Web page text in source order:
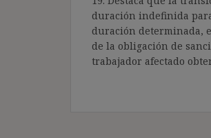
duración indefinida
duración determinada,
de la obligación de
trabajador afectado